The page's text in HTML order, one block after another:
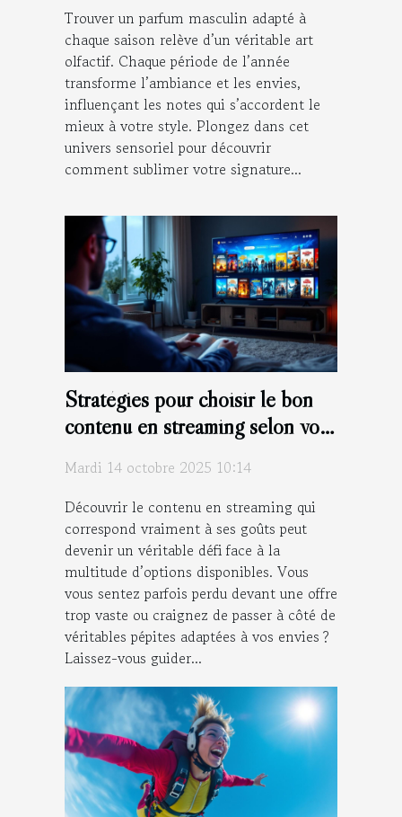
Trouver un parfum masculin adapté à
chaque saison relève d’un véritable art
olfactif. Chaque période de l’année
transforme l’ambiance et les envies,
influençant les notes qui s’accordent le
mieux à votre style. Plongez dans cet
univers sensoriel pour découvrir
comment sublimer votre signature...
Stratégies pour choisir le bon
contenu en streaming selon vos
Mardi 14 octobre 2025 10:14
Découvrir le contenu en streaming qui
correspond vraiment à ses goûts peut
devenir un véritable défi face à la
multitude d’options disponibles. Vous
vous sentez parfois perdu devant une offre
trop vaste ou craignez de passer à côté de
véritables pépites adaptées à vos envies ?
Laissez-vous guider...